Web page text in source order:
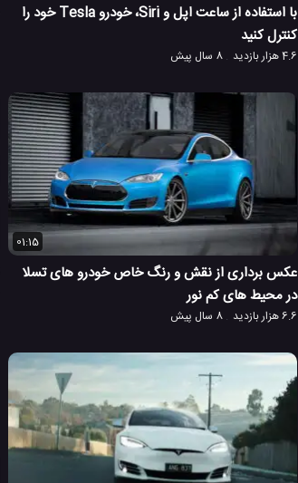
با استفاده از ساعت اپل و Siri، خودرو Tesla خود را
کنترل کنید
4.6 هزار بازدید 8 سال پیش
01:15
عکس برداری از نقش و رنگ خاص خودرو های تسلا
در محیط های کم نور
6.6 هزار بازدید 8 سال پیش